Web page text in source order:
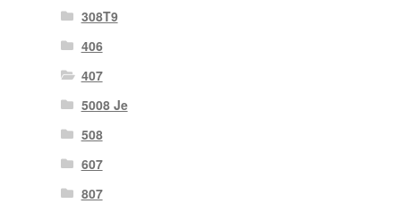
308T9
406
407
5008 Je
508
607
807